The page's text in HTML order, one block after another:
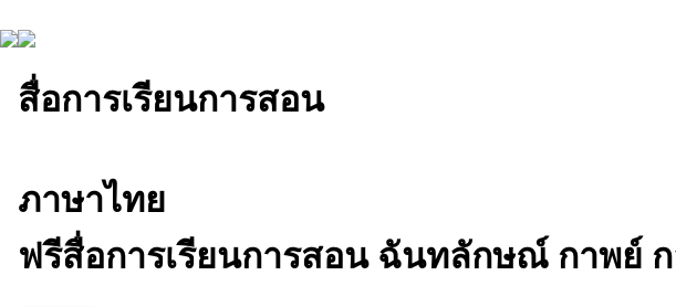
สื่อการเรียนการสอน
ภาษาไทย
ฟรีสื่อการเรียนการสอน ฉันทลักษณ์ กาพย์